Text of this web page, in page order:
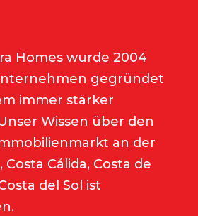
Homes wurde 2004
gegründet
immer stärker
Wissen über den
an der
Costa Cálida, Costa de
del Sol ist